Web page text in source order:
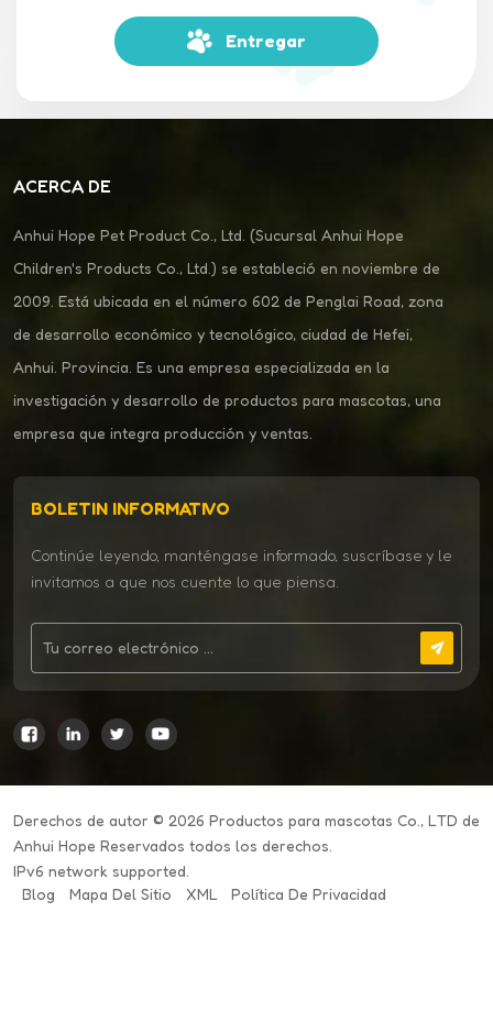
Entregar
ACERCA DE
Anhui Hope Pet Product Co., Ltd. (Sucursal Anhui Hope
Children's Products Co., Ltd.) se estableció en noviembre de
2009. Está ubicada en el número 602 de Penglai Road, zona
de desarrollo económico y tecnológico, ciudad de Hefei,
Anhui. Provincia. Es una empresa especializada en la
investigación y desarrollo de productos para mascotas, una
empresa que integra producción y ventas.
BOLETIN INFORMATIVO
Continúe leyendo, manténgase informado, suscríbase y le
invitamos a que nos cuente lo que piensa.
Derechos de autor © 2026 Productos para mascotas Co., LTD de
Anhui Hope Reservados todos los derechos.
IPv6 network supported.
Blog
Mapa Del Sitio XML Política De Privacidad